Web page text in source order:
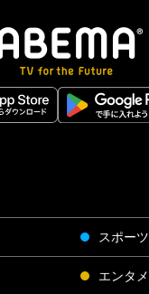
スポーツ
エンタメ